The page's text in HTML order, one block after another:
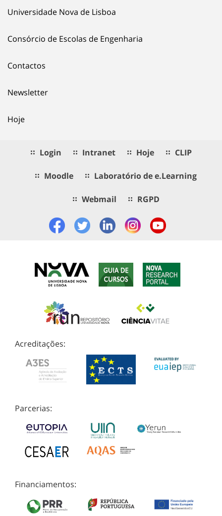
Universidade Nova de Lisboa
Consórcio de Escolas de Engenharia
Contactos
Newsletter
Hoje
Login Intranet Hoje CLIP
Moodle Laboratório de e.Learning
Webmail RGPD
Acreditações:
Parcerias:
Financiamentos: